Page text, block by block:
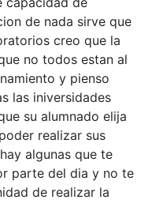
de nada sirve que
creo que la
no todos estan al
y pienso
las iniversidades
su alumnado elija
realizar sus
algunas que te
parte del dia y no te
de realizar la